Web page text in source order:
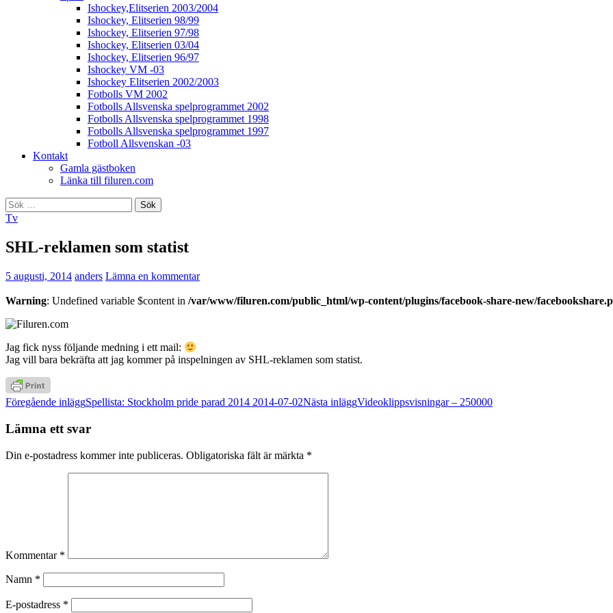
Ishockey,Elitserien 2003/2004
Ishockey, Elitserien 98/99
Ishockey, Elitserien 97/98
Ishockey, Elitserien 03/04
Ishockey, Elitserien 96/97
Ishockey VM -03
Ishockey Elitserien 2002/2003
Fotbolls VM 2002
Fotbolls Allsvenska spelprogrammet 2002
Fotbolls Allsvenska spelprogrammet 1998
Fotbolls Allsvenska spelprogrammet 1997
Fotboll Allsvenskan -03
Kontakt
Gamla gästboken
Länka till filuren.com
Sök
efter:
Tv
SHL-reklamen som statist
5 augusti, 2014 anders Lämna en kommentar
Warning: Undefined variable $content in /var/www/filuren.com/public_html/wp-content/plugins/facebook-share-new/
Jag fick nyss följande medning i ett mail:
Jag vill bara bekräfta att jag kommer på inspelningen av SHL-reklamen som statist.
Inläggsnavigering
Föregående inläggSpellista: Stockholm pride parad 2014 2014-07-02Nästa inläggVideoklippsvisningar – 250000
Lämna ett svar
Din e-postadress kommer inte publiceras. Obligatoriska fält är märkta *
Kommentar *
Namn *
E-postadress *